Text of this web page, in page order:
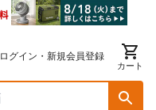
ログイン・新規会員登録
カート